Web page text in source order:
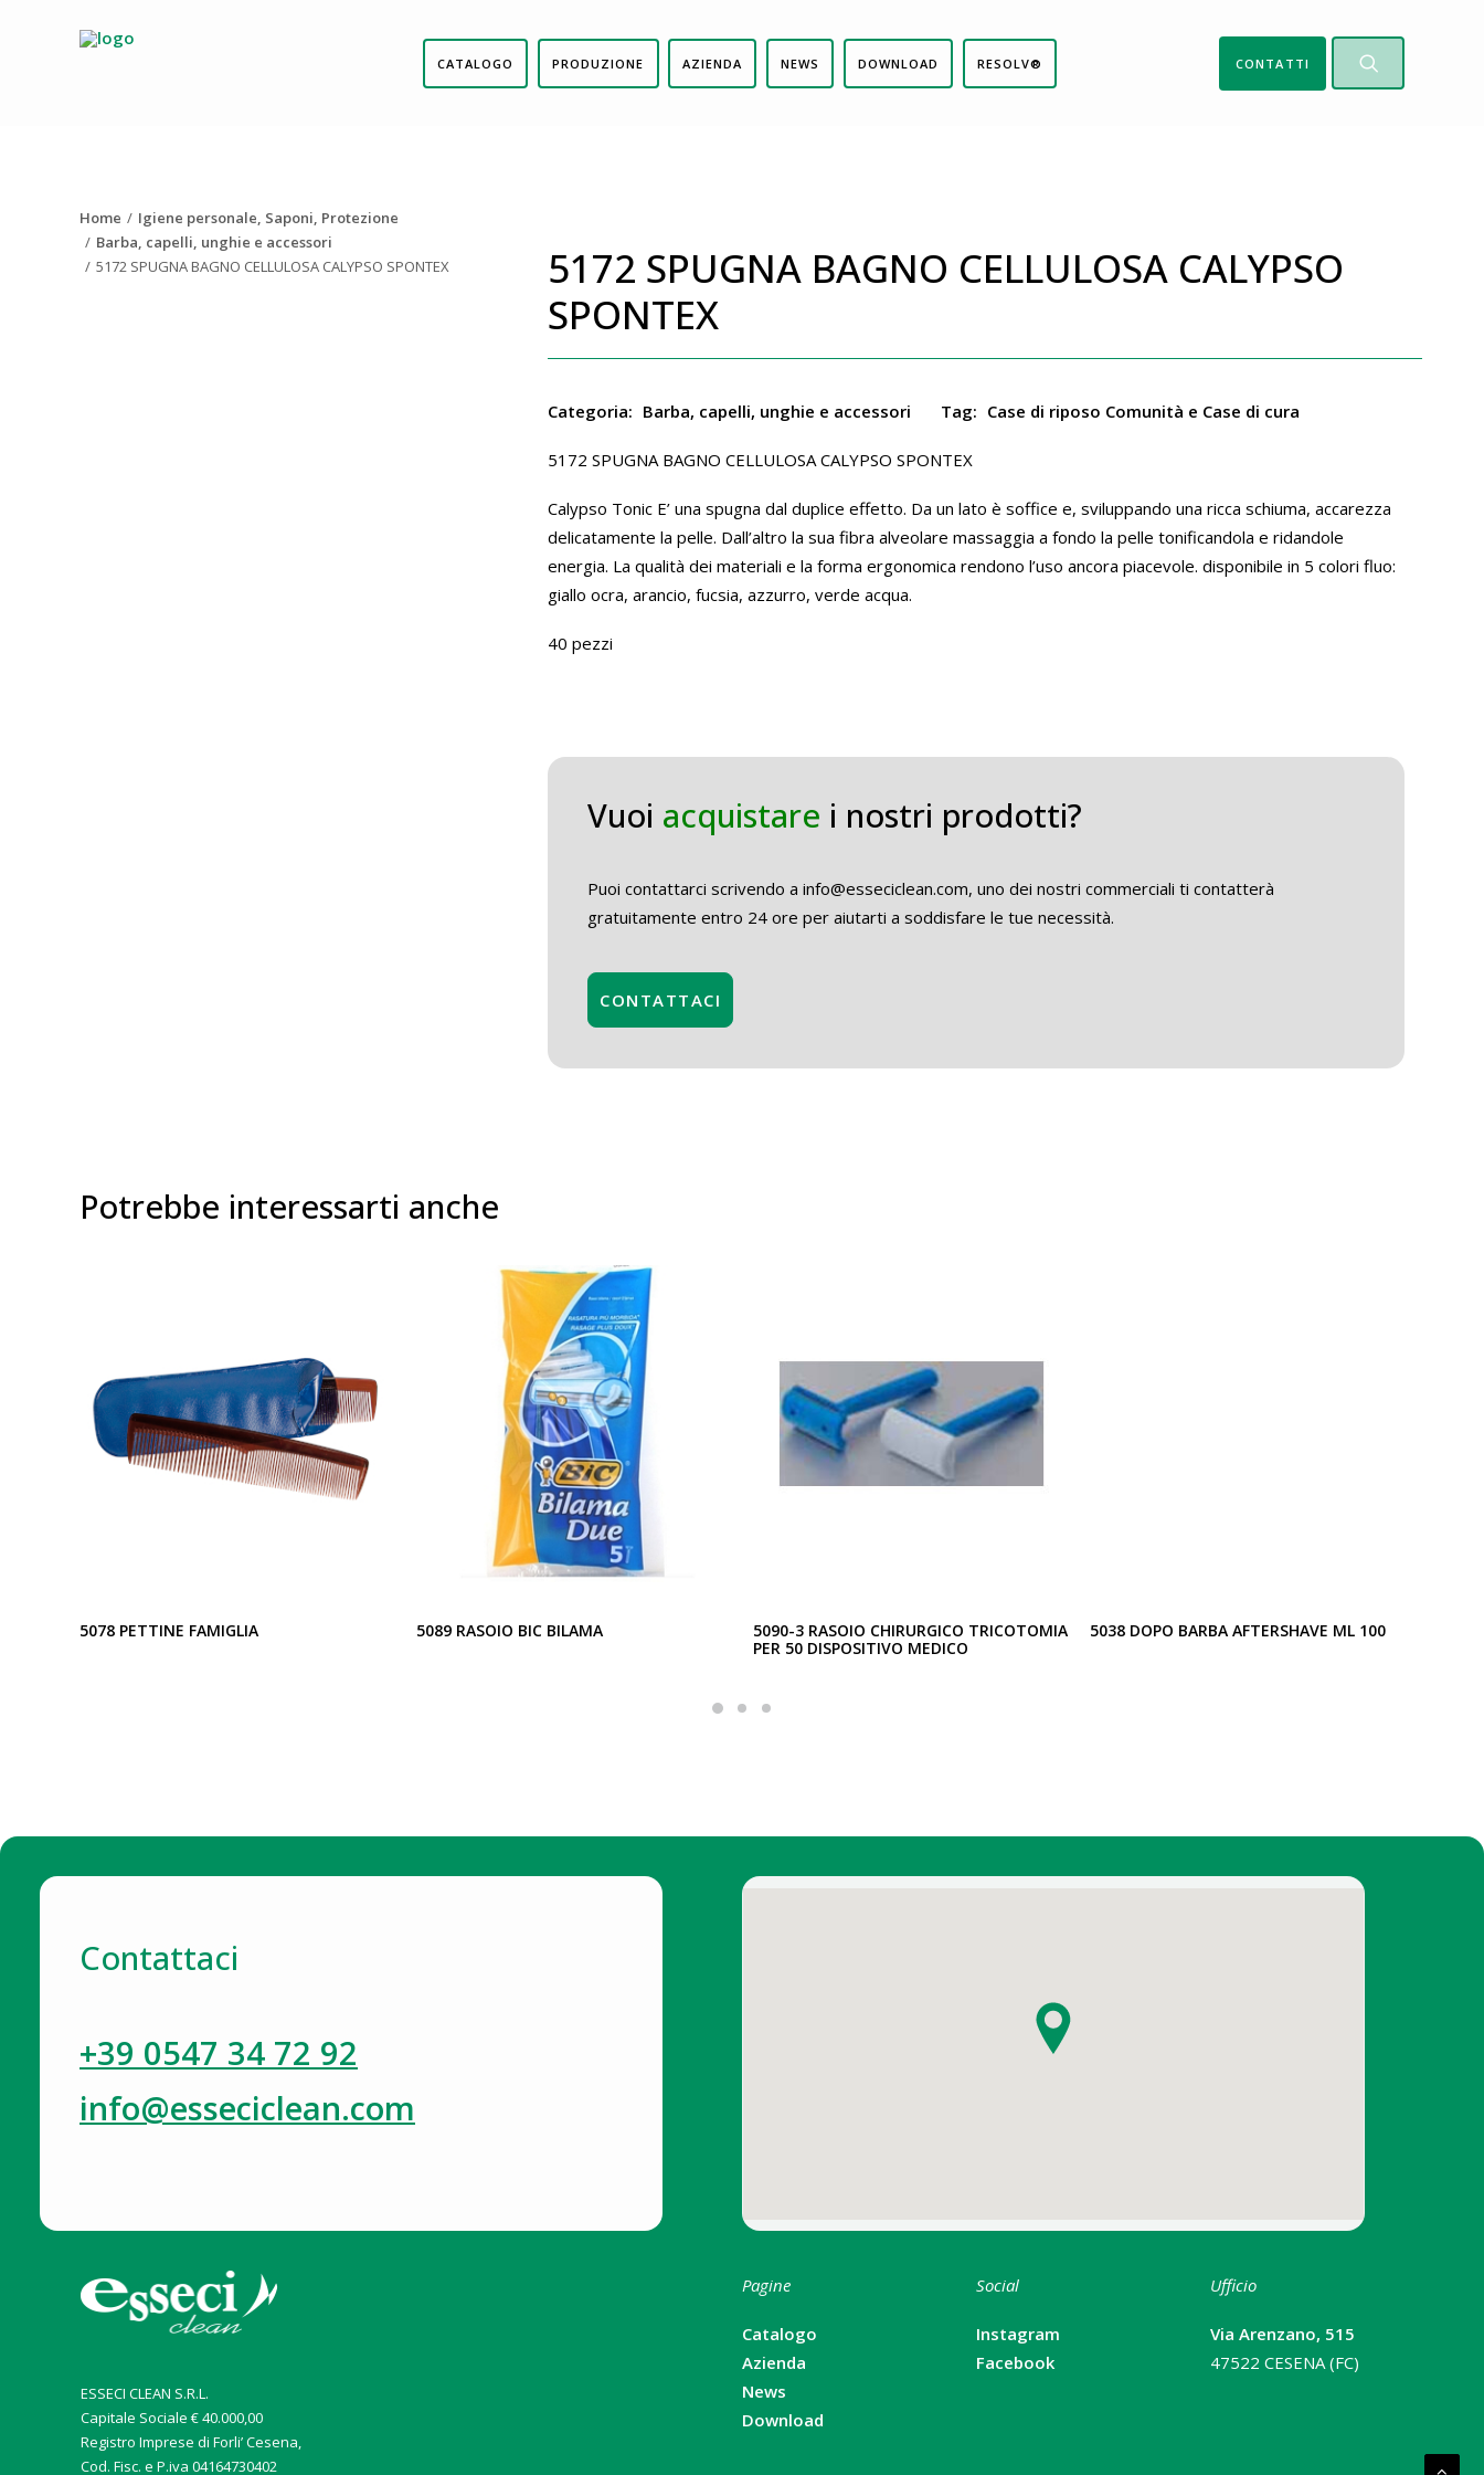
CATALOGO PRODUZIONE AZIENDA NEWS DOWNLOAD RESOLV® CONTATTI
Home
Igiene personale, Saponi, Protezione
Barba, capelli, unghie e accessori
5172 SPUGNA BAGNO CELLULOSA CALYPSO SPONTEX
5172 SPUGNA BAGNO CELLULOSA CALYPSO
SPONTEX
Categoria: Barba, capelli, unghie e accessori Tag: Case di riposo Comunità e Case di cura
5172 SPUGNA BAGNO CELLULOSA CALYPSO SPONTEX
Calypso Tonic E’ una spugna dal duplice effetto. Da un lato è soffice e, sviluppando una ricca schiuma, accarezza
delicatamente la pelle. Dall’altro la sua fibra alveolare massaggia a fondo la pelle tonificandola e ridandole
energia. La qualità dei materiali e la forma ergonomica rendono l’uso ancora piacevole. disponibile in 5 colori fluo:
giallo ocra, arancio, fucsia, azzurro, verde acqua.
40 pezzi
Vuoi acquistare i nostri prodotti?
Puoi contattarci scrivendo a info@esseciclean.com, uno dei nostri commerciali ti contatterà
gratuitamente entro 24 ore per aiutarti a soddisfare le tue necessità.
CONTATTACI
Potrebbe interessarti anche
5078 PETTINE FAMIGLIA 5089 RASOIO BIC BILAMA
5090-3 RASOIO CHIRURGICO TRICOTOMIA
PER 50 DISPOSITIVO MEDICO
5038 DOPO BARBA AFTERSHAVE ML 100
Contattaci
+39 0547 34 72 92
info@esseciclean.com
ESSECI CLEAN S.R.L.
Capitale Sociale € 40.000,00
Registro Imprese di Forli’ Cesena,
Cod. Fisc. e P.iva 04164730402
Pagine
Catalogo
Azienda
News
Download
Social
Instagram
Facebook
Ufficio
Via Arenzano, 515
47522 CESENA (FC)